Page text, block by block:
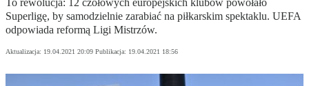
To rewolucja: 12 czołowych europejskich klubów powołało
Superligę, by samodzielnie zarabiać na piłkarskim spektaklu. UEFA
odpowiada reformą Ligi Mistrzów.
Aktualizacja: 19.04.2021 20:09 Publikacja: 19.04.2021 18:56